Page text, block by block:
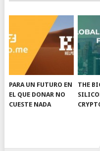
PARA UN FUTURO EN
EL QUE DONAR NO
CUESTE NADA
THE